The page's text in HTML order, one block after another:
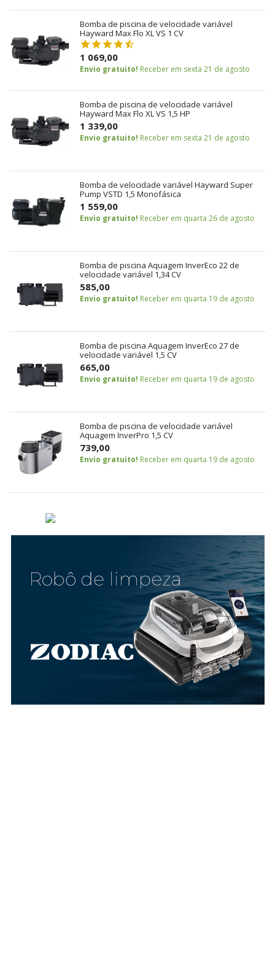
Bomba de piscina de velocidade variável
Hayward Max Flo XL VS 1 CV
1 069,00
Envio gratuito! Receber em sexta 21 de agosto
Bomba de piscina de velocidade variável
Hayward Max Flo XL VS 1,5 HP
1 339,00
Envio gratuito! Receber em sexta 21 de agosto
Bomba de velocidade variável Hayward Super
Pump VSTD 1,5 Monofásica
1 559,00
Envio gratuito! Receber em quarta 26 de agosto
Bomba de piscina Aquagem InverEco 22 de
velocidade variável 1,34 CV
585,00
Envio gratuito! Receber em quarta 19 de agosto
Bomba de piscina Aquagem InverEco 27 de
velocidade variável 1,5 CV
665,00
Envio gratuito! Receber em quarta 19 de agosto
Bomba de piscina de velocidade variável
Aquagem InverPro 1,5 CV
739,00
Envio gratuito! Receber em quarta 19 de agosto